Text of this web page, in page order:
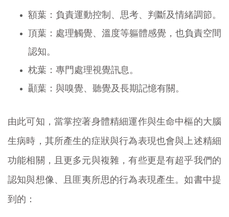
額葉：負責運動控制、思考、判斷及情緒調節。
頂葉：處理觸覺、溫度等軀體感覺，也負責空間
認知。
枕葉：專門處理視覺訊息。
顳葉：與嗅覺、聽覺及長期記憶有關。
由此可知，當掌控著身體精細運作與生命中樞的大腦
生病時，其所產生的症狀與行為表現也會與上述精細
功能相關，且更多元與複雜，有些更是有超乎我們的
認知與想像、且匪夷所思的行為表現產生。如書中提
到的：